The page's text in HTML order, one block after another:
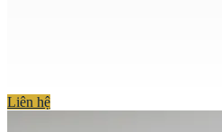
Liên hệ